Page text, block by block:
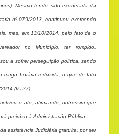
Mesmo tendo sido exonerada da
nº 079/2013, continuou exercendo
mas, em 13/10/2014, pelo fato de o
no Município, ter rompido,
a sofrer perseguição política, sendo
carga horária reduzida, o que de fato
(fls.27).
o ato, afirmando, outrossim que
prejuízo à Administração Pública.
assistência Judiciária gratuita, por ser